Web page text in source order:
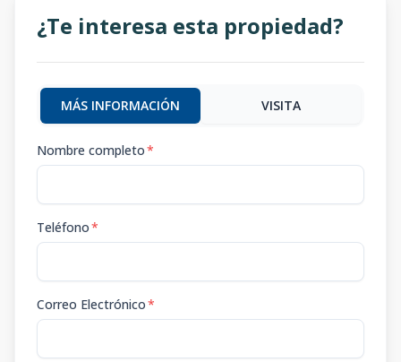
¿Te interesa esta propiedad?
MÁS INFORMACIÓN VISITA
Nombre completo*
Teléfono*
Correo Electrónico*